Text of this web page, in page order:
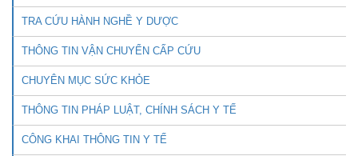
TRA CỨU HÀNH NGHỀ Y DƯỢC
THÔNG TIN VẬN CHUYỂN CẤP CỨU
CHUYÊN MỤC SỨC KHỎE
THÔNG TIN PHÁP LUẬT, CHÍNH SÁCH Y TẾ
CÔNG KHAI THÔNG TIN Y TẾ